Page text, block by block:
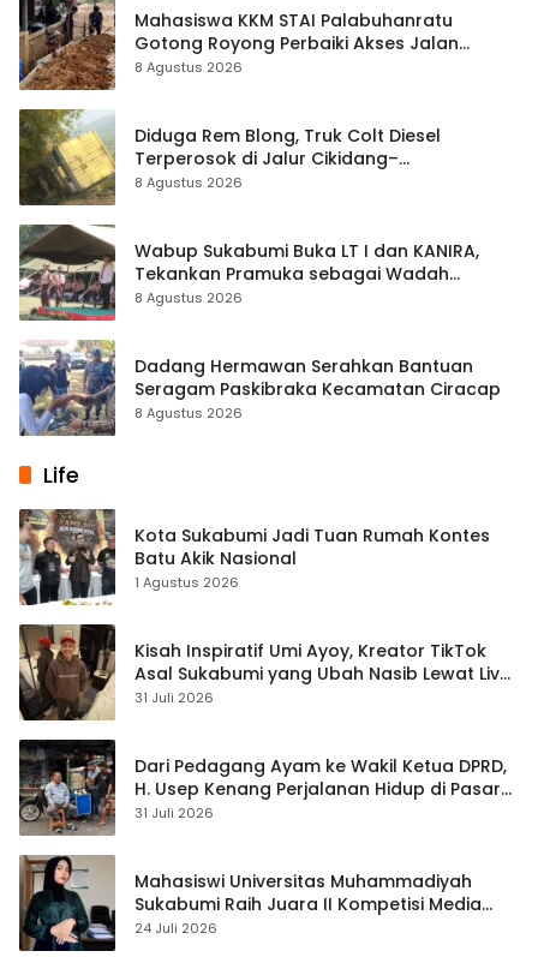
Mahasiswa KKM STAI Palabuhanratu
Gotong Royong Perbaiki Akses Jalan
Majelis Ta’lim di Sagaranten
8 Agustus 2026
Diduga Rem Blong, Truk Colt Diesel
Terperosok di Jalur Cikidang–
Palabuhanratu
8 Agustus 2026
Wabup Sukabumi Buka LT I dan KANIRA,
Tekankan Pramuka sebagai Wadah
Pembentukan Karakter
8 Agustus 2026
Dadang Hermawan Serahkan Bantuan
Seragam Paskibraka Kecamatan Ciracap
8 Agustus 2026
Life
Kota Sukabumi Jadi Tuan Rumah Kontes
Batu Akik Nasional
1 Agustus 2026
Kisah Inspiratif Umi Ayoy, Kreator TikTok
Asal Sukabumi yang Ubah Nasib Lewat Live
Streaming
31 Juli 2026
Dari Pedagang Ayam ke Wakil Ketua DPRD,
H. Usep Kenang Perjalanan Hidup di Pasar
Cisaat
31 Juli 2026
Mahasiswi Universitas Muhammadiyah
Sukabumi Raih Juara II Kompetisi Media
Pembelajaran Digital Tingkat Internasional
24 Juli 2026